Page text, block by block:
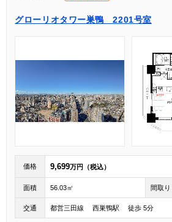
グローリオタワー巣鴨 2201号室
価格 9,699万円（税込）
面積 56.03㎡ 間取り
交通 都営三田線 西巣鴨駅 徒歩 5分